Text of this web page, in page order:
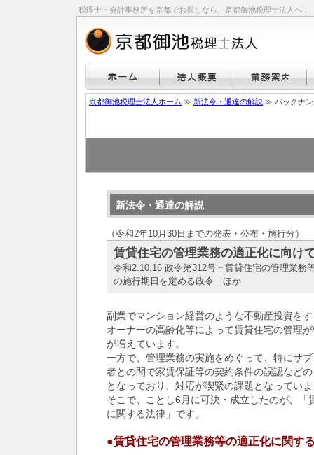
税理士・会計事務所を京都でお探しなら、京都御池税理士法人へ！
京都御池税理士法人ホーム ≫ 新法令・通達の解説 ≫ バックナン
新法令・通達の解説
（令和2年10月30日までの発表・公布・施行分）
賃貸住宅の管理業務の適正化に向け
令和2.10.16 政令第312号＝賃貸住宅の管理業務
の施行期日を定める政令 ほか
副業でマンション経営のような不動産投資を
オーナーの高齢化等によって賃貸住宅の管理
が増えています。
一方で、管理業務の実施をめぐって、特にサ
者との間で家賃保証等の契約条件の誤認など
となっており、対応が喫緊の課題となってい
そこで、ことし6月に可決・成立したのが、「
に関する法律」です。
●賃貸住宅の管理業務等の適正化に関す